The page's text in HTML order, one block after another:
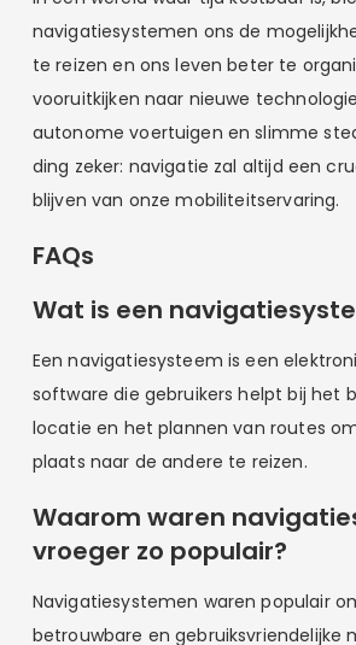
navigatiesystemen ons de
te reizen en ons leven beter te
vooruitkijken naar nieuwe
autonome voertuigen en slimme
ding zeker: navigatie zal altijd een
blijven van onze mobiliteitservaring.
FAQs
Wat is een
Een navigatiesysteem is een
software die gebruikers helpt bij het
locatie en het plannen van routes
plaats naar de andere te reizen.
Waarom waren
vroeger zo populair?
Navigatiesystemen waren populair
betrouwbare en gebruiksvriendelijke